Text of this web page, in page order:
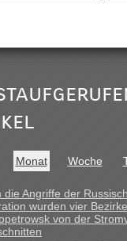
finde man hätte
können.
gemeint ...
auch immer ...
bekomme aber
nicht"
Monat Woche
die Angriffe der
wurden vier
von der